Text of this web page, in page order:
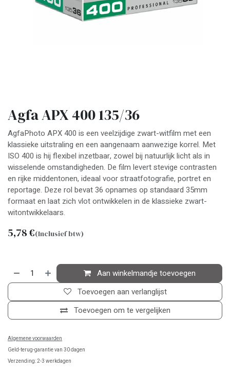
Agfa APX 400 135/36
AgfaPhoto APX 400 is een veelzijdige zwart-witfilm met een
klassieke uitstraling en een aangenaam aanwezige korrel. Met
ISO 400 is hij flexibel inzetbaar, zowel bij natuurlijk licht als in
wisselende omstandigheden. De film levert stevige contrasten
en rijke middentonen, ideaal voor straatfotografie, portret en
reportage. Deze rol bevat 36 opnames op standaard 35mm
formaat en laat zich vlot ontwikkelen in de klassieke zwart-
witontwikkelaars.
5,78€(Inclusief btw)
Aan winkelmandje toevoegen
Toevoegen om te vergelijken
Toevoegen aan verlanglijst
Algemene voorwaarden
Geld-terug-garantie van 30 dagen
Verzending: 2-3 werkdagen